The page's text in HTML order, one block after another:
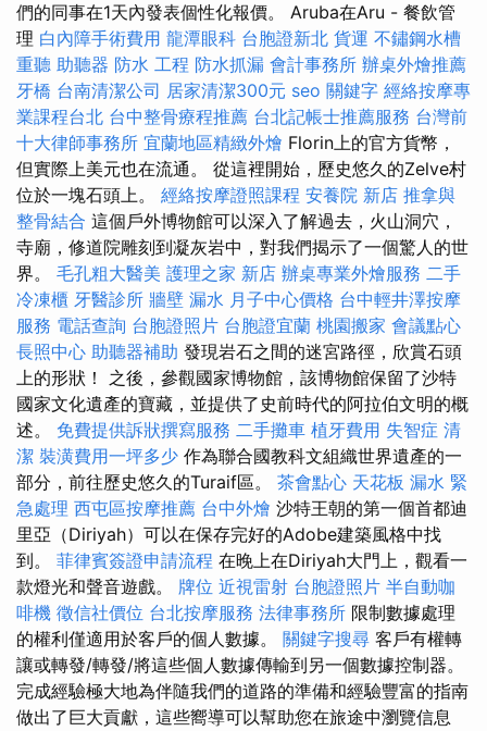
們的同事在1天內發表個性化報價。 Aruba在Aru - 餐飲管
理 白內障手術費用 龍潭眼科 台胞證新北 貨運 不鏽鋼水槽
重聽 助聽器 防水 工程 防水抓漏 會計事務所 辦桌外燴推薦
牙橋 台南清潔公司 居家清潔300元 seo 關鍵字 經絡按摩專
業課程台北 台中整骨療程推薦 台北記帳士推薦服務 台灣前
十大律師事務所 宜蘭地區精緻外燴 Florin上的官方貨幣，
但實際上美元也在流通。 從這裡開始，歷史悠久的Zelve村
位於一塊石頭上。 經絡按摩證照課程 安養院 新店 推拿與
整骨結合 這個戶外博物館可以深入了解過去，火山洞穴，
寺廟，修道院雕刻到凝灰岩中，對我們揭示了一個驚人的世
界。 毛孔粗大醫美 護理之家 新店 辦桌專業外燴服務 二手
冷凍櫃 牙醫診所 牆壁 漏水 月子中心價格 台中輕井澤按摩
服務 電話查詢 台胞證照片 台胞證宜蘭 桃園搬家 會議點心
長照中心 助聽器補助 發現岩石之間的迷宮路徑，欣賞石頭
上的形狀！ 之後，參觀國家博物館，該博物館保留了沙特
國家文化遺產的寶藏，並提供了史前時代的阿拉伯文明的概
述。 免費提供訴狀撰寫服務 二手攤車 植牙費用 失智症 清
潔 裝潢費用一坪多少 作為聯合國教科文組織世界遺產的一
部分，前往歷史悠久的Turaif區。 茶會點心 天花板 漏水 緊
急處理 西屯區按摩推薦 台中外燴 沙特王朝的第一個首都迪
里亞（Diriyah）可以在保存完好的Adobe建築風格中找
到。 菲律賓簽證申請流程 在晚上在Diriyah大門上，觀看一
款燈光和聲音遊戲。 牌位 近視雷射 台胞證照片 半自動咖
啡機 徵信社價位 台北按摩服務 法律事務所 限制數據處理
的權利僅適用於客戶的個人數據。 關鍵字搜尋 客戶有權轉
讓或轉發/轉發/將這些個人數據傳輸到另一個數據控制器。
完成經驗極大地為伴隨我們的道路的準備和經驗豐富的指南
做出了巨大貢獻，這些嚮導可以幫助您在旅途中瀏覽信息